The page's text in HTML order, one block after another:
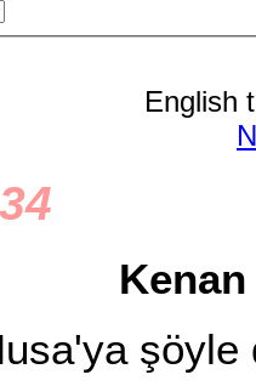
English
Kenan
şöyle